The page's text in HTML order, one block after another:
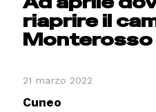
riaprire il
Monterosso
21 marzo 2022
Cuneo